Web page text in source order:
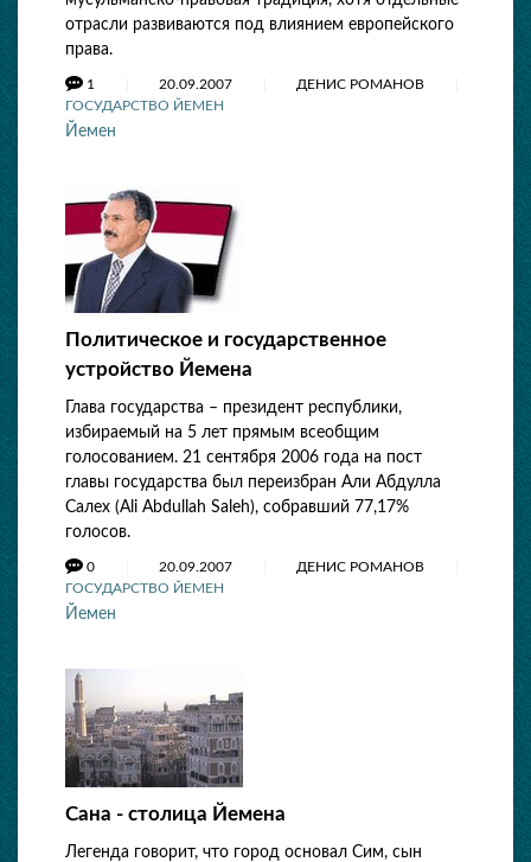
отрасли развиваются под влиянием европейского
права.
1 20.09.2007
ДЕНИС РОМАНОВ
ГОСУДАРСТВО ЙЕМЕН
Йемен
Политическое и государственное
устройство Йемена
Глава государства – президент республики,
избираемый на 5 лет прямым всеобщим
голосованием. 21 сентября 2006 года на пост
главы государства был переизбран Али Абдулла
Салех (Ali Abdullah Saleh), собравший 77,17%
голосов.
0 20.09.2007
ДЕНИС РОМАНОВ
ГОСУДАРСТВО ЙЕМЕН
Йемен
Сана - столица Йемена
Легенда говорит, что город основал Сим, сын